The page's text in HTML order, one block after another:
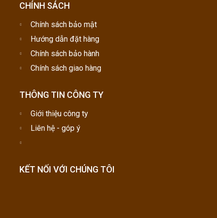
CHÍNH SÁCH
Chính sách bảo mật
Hướng dẫn đặt hàng
Chính sách bảo hành
Chính sách giao hàng
THÔNG TIN CÔNG TY
Giới thiệu công ty
Liên hệ - góp ý
KẾT NỐI VỚI CHÚNG TÔI